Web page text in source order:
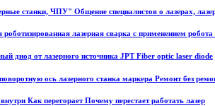
станки, ЧПУ" Общение специалистов о лазерах,
лазерная сварка с применением
диод от лазерного источника JPT Fiber optic laser diode
ось лазерного станка маркера Ремонт без
Как перегорает Почему перестает работать лазер